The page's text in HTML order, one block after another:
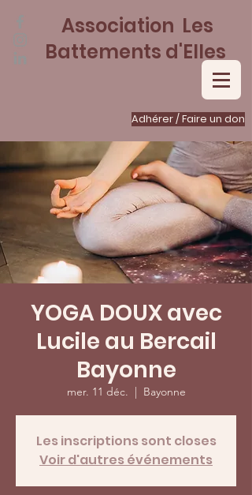
Adhérer / Faire un don
Association Les
Battements d'Elles
YOGA DOUX avec
Lucile au Bercail
Bayonne
mer. 11 déc.
  |
Bayonne
Les inscriptions sont closes
Voir d'autres événements